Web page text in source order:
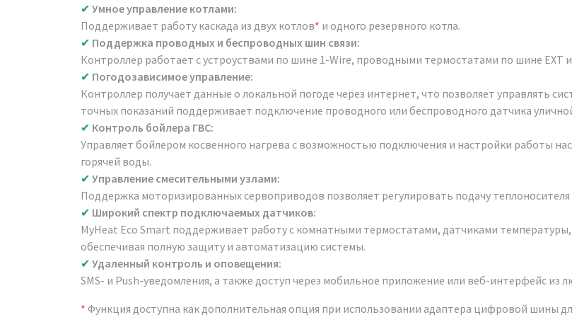
✔ Умное управление котлами:
Поддерживает работу каскада из двух котлов* и одного резервного котла.
✔ Поддержка проводных и беспроводных шин связи:
Контроллер работает с устроуствами по шине 1-Wire, проводными термостатами по шине EXT
✔ Погодозависимое управление:
Контроллер получает данные о локальной погоде через интернет, что позволяет управлять
точных показаний поддерживает подключение проводного или беспроводного датчика
✔ Контроль бойлера ГВС:
Управляет бойлером косвенного нагрева с возможностью подключения и настройки работы
горячей воды.
✔ Управление смесительными узлами:
Поддержка моторизированных сервоприводов позволяет регулировать подачу
✔ Широкий спектр подключаемых датчиков:
MyHeat Eco Smart поддерживает работу с комнатными термостатами, датчиками
обеспечивая полную защиту и автоматизацию системы.
✔ Удаленный контроль и оповещения:
SMS- и Push-уведомления, а также доступ через мобильное приложение или веб-интерфейс из
* Функция доступна как дополнительная опция при использовании адаптера цифровой шины